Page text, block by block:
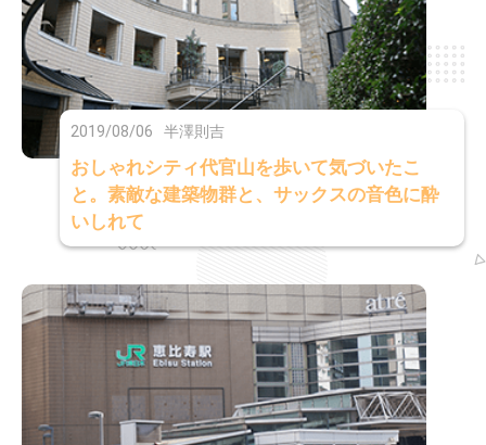
2019/08/06 半澤則吉
おしゃれシティ代官山を歩いて気づいたこ
と。素敵な建築物群と、サックスの音色に酔
いしれて